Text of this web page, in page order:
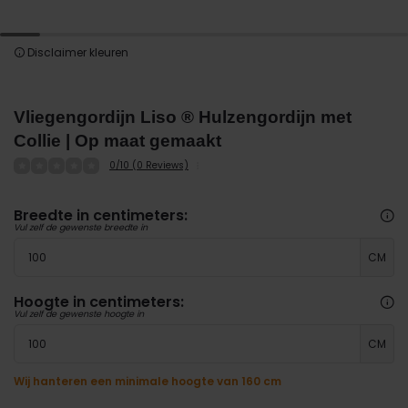
Disclaimer kleuren
Vliegengordijn Liso ® Hulzengordijn met
Collie | Op maat gemaakt
0/10 (0 Reviews)
Breedte in centimeters:
Vul zelf de gewenste breedte in
CM
Hoogte in centimeters:
Vul zelf de gewenste hoogte in
CM
Wij hanteren een minimale hoogte van 160 cm